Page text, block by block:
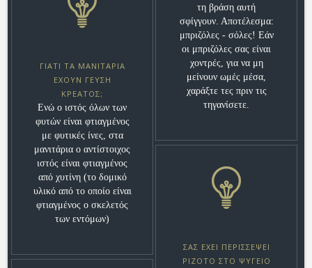
τη βράση αυτή
σφίγγουν. Αποτέλεσμα:
μπριζόλες - σόλες! Εάν
οι μπριζόλες σας είναι
χοντρές, για να μη
μείνουν ωμές μέσα,
χαράξτε τες πριν τις
τηγανίσετε.
ΓΙΑΤΊ ΤΑ ΜΑΝΙΤΆΡΙΑ
ΈΧΟΥΝ ΓΕΎΣΗ
ΚΡΈΑΤΟΣ;
Ενώ ο ιστός όλων των
φυτών είναι φτιαγμένος
με φυτικές ίνες, στα
μανιτάρια ο αντίστοιχος
ιστός είναι φτιαγμένος
από χυτίνη (το δομικό
υλικό από το οποίο είναι
φτιαγμένος ο σκελετός
των εντόμων)
ΣΑΣ ΈΧΕΙ ΠΕΡΙΣΣΈΨΕΙ
ΡΙΖΌΤΟ ΣΤΟ ΨΥΓΕΊΟ